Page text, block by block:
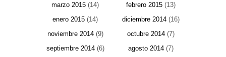
marzo 2015 (14) febrero 2015 (13)
enero 2015 (14) diciembre 2014 (16)
noviembre 2014(9) octubre 2014 (7)
septiembre 2014(6) agosto 2014 (7)